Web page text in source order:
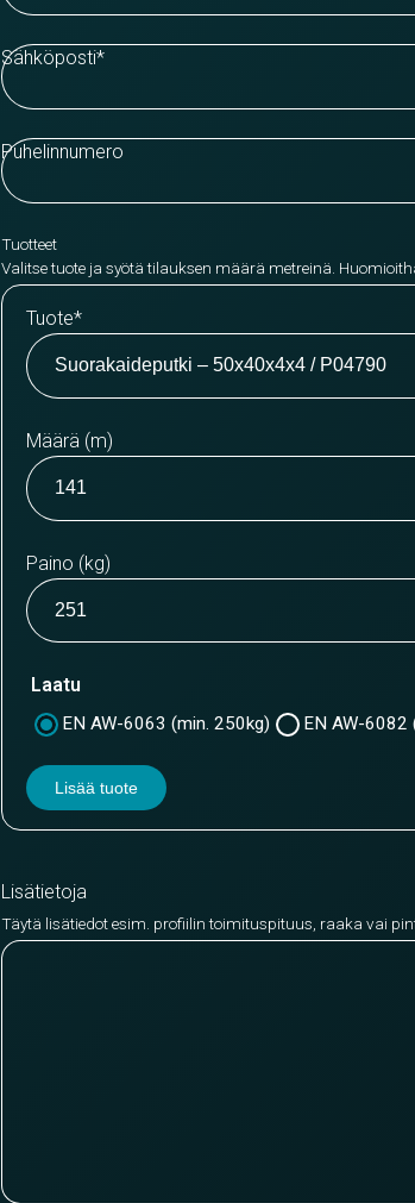
Sähköposti*
Puhelinnumero
Tuotteet
Valitse tuote ja syötä tilauksen määrä metreinä.
Tuote*
Määrä (m)
Paino (kg)
Laatu
EN AW-6063 (min. 250kg) EN AW-6082
Lisää tuote
Lisätietoja
Täytä lisätiedot esim. profiilin toimituspituus, raaka vai